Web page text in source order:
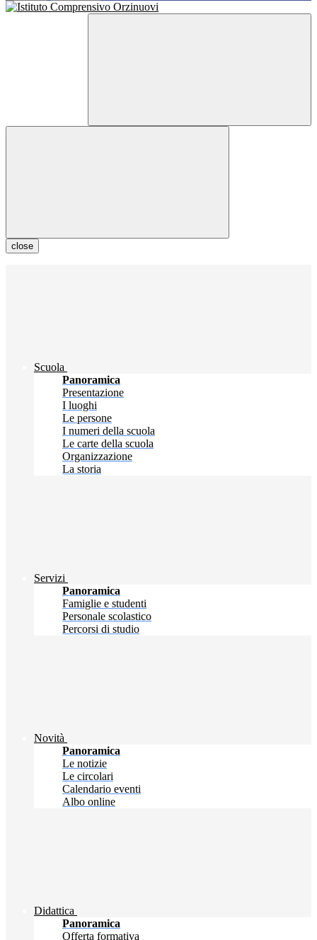
close
Scuola
Panoramica
Presentazione
I luoghi
Le persone
I numeri della scuola
Le carte della scuola
Organizzazione
La storia
Servizi
Panoramica
Famiglie e studenti
Personale scolastico
Percorsi di studio
Novità
Panoramica
Le notizie
Le circolari
Calendario eventi
Albo online
Didattica
Panoramica
Offerta formativa